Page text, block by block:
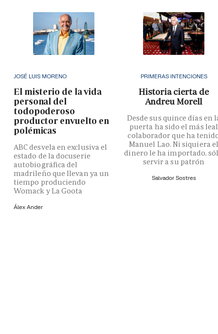
JOSÉ LUIS MORENO
El misterio de la vida
personal del
todopoderoso
productor envuelto en
polémicas
ABC desvela en exclusiva el
estado de la docuserie
autobiográfica del
madrileño que llevan ya un
tiempo produciendo
Womack y La Goota
Álex Ander
PRIMERAS INTENCIONES
Historia cierta de
Andreu Morell
Desde sus quince días en
puerta ha sido el más leal
colaborador que ha
Manuel Lao. Ni siquiera
dinero le ha importado,
servir a su patrón
Salvador Sostres